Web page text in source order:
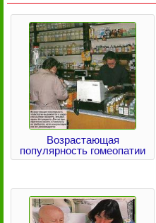
Возрастающая
популярность гомеопатии